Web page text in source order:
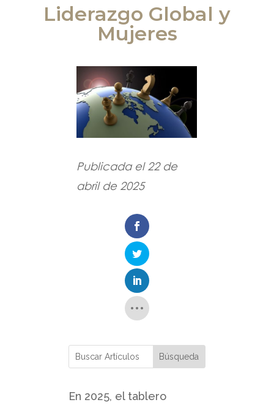
Liderazgo Global y
Mujeres
Publicada el 22 de
abril de 2025
En 2025, el tablero